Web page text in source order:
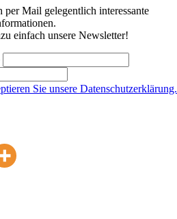
per Mail gelegentlich interessante
einfach unsere Newsletter!
Sie unsere Datenschutzerklärung.